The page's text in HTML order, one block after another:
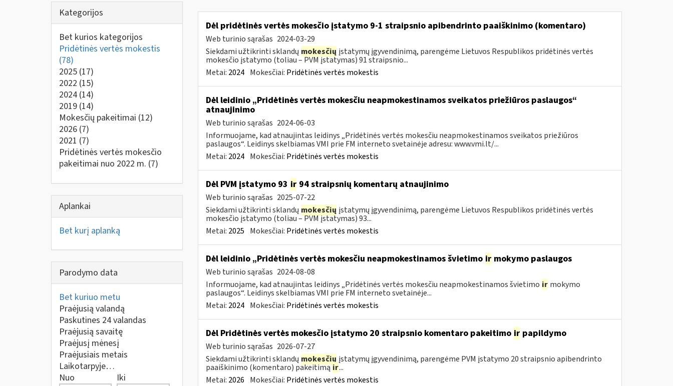
Kategorijos
Bet kurios kategorijos
Pridėtinės vertės mokestis
(78)
2025 (17)
2022 (15)
2024 (14)
2019 (14)
Mokesčių pakeitimai (12)
2026 (7)
2021 (7)
Pridėtinės vertės mokesčio
pakeitimai nuo 2022 m. (7)
Aplankai
Bet kurį aplanką
Parodymo data
Bet kuriuo metu
Praėjusią valandą
Paskutines 24 valandas
Praėjusią savaitę
Praėjusį mėnesį
Praėjusiais metais
Laikotarpyje…
Nuo
Iki
Dėl pridėtinės vertės mokesčio įstatymo 9-1 straipsnio apibendrinto paaiškinimo (komentaro)
Web turinio sąrašas 2024-03-29
Siekdami užtikrinti sklandų mokesčių įstatymų įgyvendinimą, parengėme Lietuvos Respublikos pridėtinės vertės
mokesčio įstatymo (toliau – PVM įstatymas) 91 straipsnio...
Metai: 2024 Mokesčiai: Pridėtinės vertės mokestis
Dėl leidinio „Pridėtinės vertės mokesčiu neapmokestinamos sveikatos priežiūros paslaugos“
atnaujinimo
Web turinio sąrašas 2024-06-03
Informuojame, kad atnaujintas leidinys „Pridėtinės vertės mokesčiu neapmokestinamos sveikatos priežiūros
paslaugos“. Leidinys skelbiamas VMI prie FM interneto svetainėje adresu: www.vmi.lt/...
Metai: 2024 Mokesčiai: Pridėtinės vertės mokestis
Dėl PVM įstatymo 93 ir94 straipsnių komentarų atnaujinimo
Web turinio sąrašas 2025-07-22
Siekdami užtikrinti sklandų mokesčių įstatymų įgyvendinimą, parengėme Lietuvos Respublikos pridėtinės vertės
mokesčio įstatymo (toliau – PVM įstatymas) 93...
Metai: 2025 Mokesčiai: Pridėtinės vertės mokestis
Dėl leidinio „Pridėtinės vertės mokesčiu neapmokestinamos švietimo irmokymo paslaugos
Web turinio sąrašas 2024-08-08
Informuojame, kad atnaujintas leidinys „Pridėtinės vertės mokesčiu neapmokestinamos švietimo ir mokymo
paslaugos“. Leidinys skelbiamas VMI prie FM interneto svetainėje...
Metai: 2024 Mokesčiai: Pridėtinės vertės mokestis
Dėl Pridėtinės vertės mokesčio įstatymo 20 straipsnio komentaro pakeitimo irpapildymo
Web turinio sąrašas 2026-07-27
Siekdami užtikrinti sklandų mokesčių įstatymų įgyvendinimą, parengėme PVM įstatymo 20 straipsnio apibendrinto
paaiškinimo (komentaro) pakeitimąir...
Metai: 2026 Mokesčiai: Pridėtinės vertės mokestis